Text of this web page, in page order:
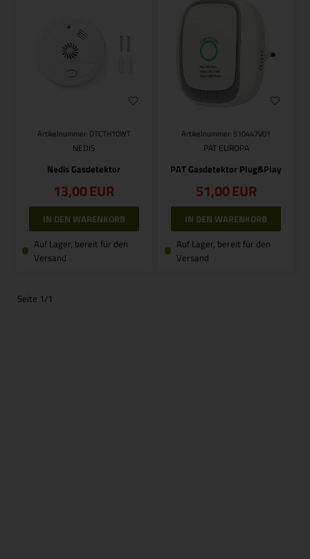
Artikelnummer: DTCTH10WT
NEDIS
Nedis Gasdetektor
13,00EUR
Auf Lager, bereit für den
Versand
Artikelnummer: 510447V01
PAT EUROPA
PAT Gasdetektor Plug&Play
51,00EUR
Auf Lager, bereit für den
Versand
Seite 1/1